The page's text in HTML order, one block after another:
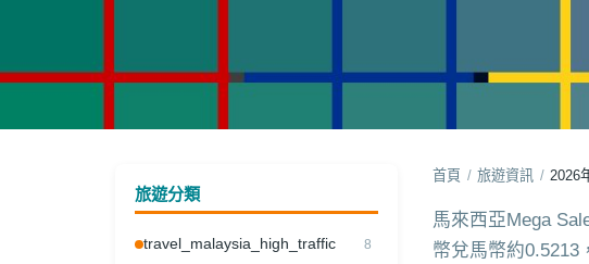
2026年7-8月馬來西亞Mega
機票懶人包
旅遊分類
travel_malaysia_high_traffic 8
首頁 / 旅遊資訊 / 2026
馬來西亞Mega
幣兌馬幣約0.5213